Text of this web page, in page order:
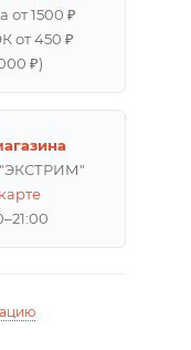
от 1500 ₽
от 450 ₽
₽)
"ЭКСТРИМ"